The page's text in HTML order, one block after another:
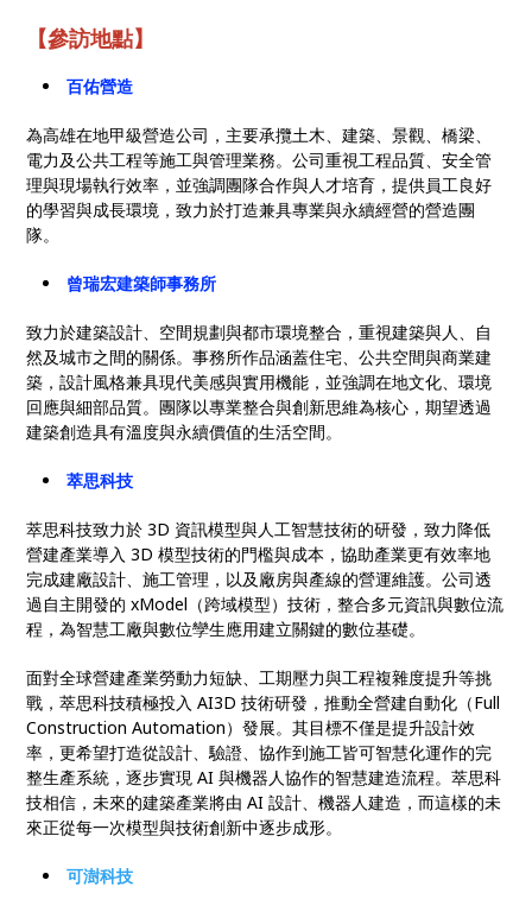
【參訪地點】
百佑營造
為高雄在地甲級營造公司，主要承攬土木、建築、景觀、橋梁、
電力及公共工程等施工與管理業務。公司重視工程品質、安全管
理與現場執行效率，並強調團隊合作與人才培育，提供員工良好
的學習與成長環境，致力於打造兼具專業與永續經營的營造團
隊。
曾瑞宏建築師事務所
致力於建築設計、空間規劃與都市環境整合，重視建築與人、自
然及城市之間的關係。事務所作品涵蓋住宅、公共空間與商業建
築，設計風格兼具現代美感與實用機能，並強調在地文化、環境
回應與細部品質。團隊以專業整合與創新思維為核心，期望透過
建築創造具有溫度與永續價值的生活空間。
萃思科技
萃思科技致力於 3D 資訊模型與人工智慧技術的研發，致力降低
營建產業導入 3D 模型技術的門檻與成本，協助產業更有效率地
完成建廠設計、施工管理，以及廠房與產線的營運維護。公司透
過自主開發的 xModel（跨域模型）技術，整合多元資訊與數位流
程，為智慧工廠與數位孿生應用建立關鍵的數位基礎。
面對全球營建產業勞動力短缺、工期壓力與工程複雜度提升等挑
戰，萃思科技積極投入 AI3D 技術研發，推動全營建自動化（Full
Construction Automation）發展。其目標不僅是提升設計效
率，更希望打造從設計、驗證、協作到施工皆可智慧化運作的完
整生產系統，逐步實現 AI 與機器人協作的智慧建造流程。萃思科
技相信，未來的建築產業將由 AI 設計、機器人建造，而這樣的未
來正從每一次模型與技術創新中逐步成形。
可澍科技